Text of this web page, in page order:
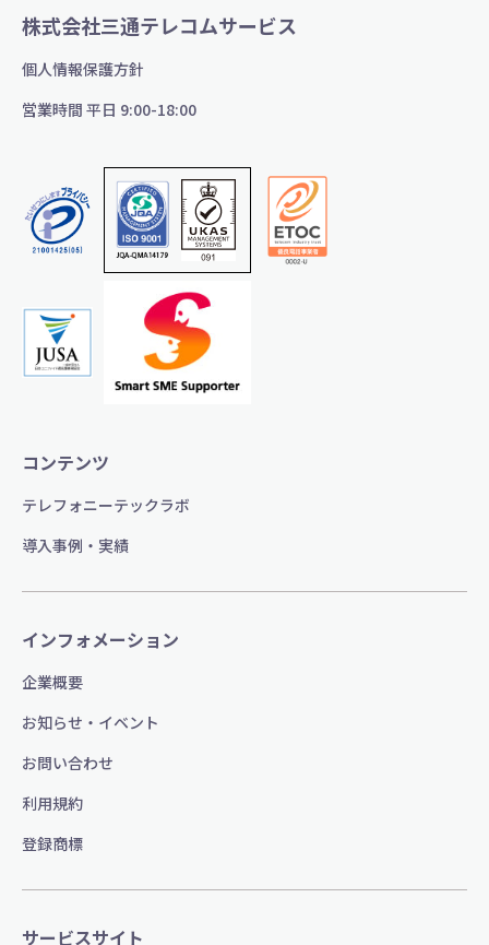
シ
ョ
ン
株式会社三通テレコムサービス
個人情報保護方針
営業時間 平日 9:00-18:00
コンテンツ
テレフォニーテックラボ
導入事例・実績
インフォメーション
企業概要
お知らせ・イベント
お問い合わせ
利用規約
登録商標
サービスサイト